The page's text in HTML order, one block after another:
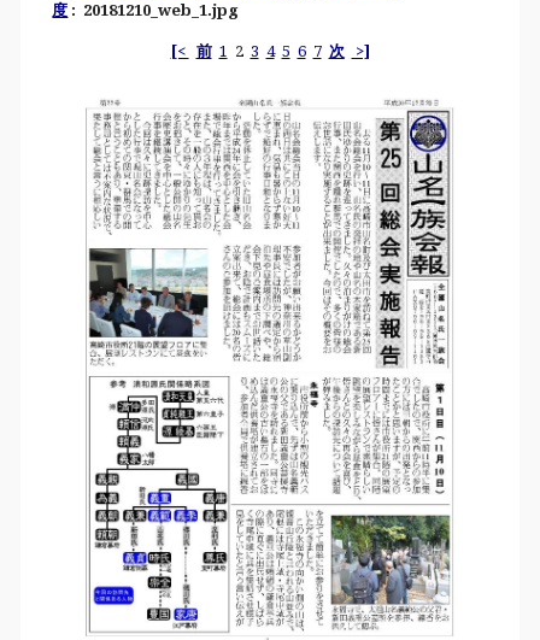
度 : 20181210_web_1.jpg
[< 前 1 2 3 4 5 6 7 次 >]